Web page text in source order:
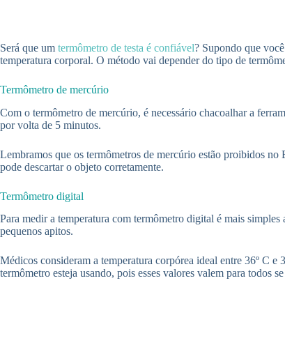
Será que um termômetro de testa é confiável? Supondo que
temperatura corporal. O método vai depender do tipo de
Termômetro de mercúrio
Com o termômetro de mercúrio, é necessário chacoalhar a
por volta de 5 minutos.
Lembramos que os termômetros de mercúrio estão proibidos
pode descartar o objeto corretamente.
Termômetro digital
Para medir a temperatura com termômetro digital é mais
pequenos apitos.
Médicos consideram a temperatura corpórea ideal entre 36º C
termômetro esteja usando, pois esses valores valem para todos